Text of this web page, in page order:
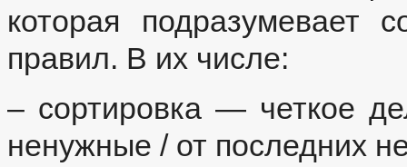
которая подразумевает
правил. В их числе:
– сортировка — четкое
ненужные / от последних